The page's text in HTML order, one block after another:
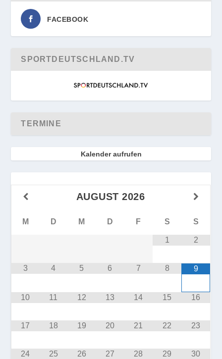
FACEBOOK
SPORTDEUTSCHLAND.TV
TERMINE
Kalender aufrufen
AUGUST 2026
M D M D F S S
1 2
3 4 5 6 7 8 9
10 11 12 13 14 15 16
17 18 19 20 21 22 23
24 25 26 27 28 29 30